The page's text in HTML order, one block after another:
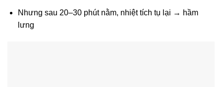
Nhưng sau 20–30 phút nằm, nhiệt tích tụ lại → hầm
lưng